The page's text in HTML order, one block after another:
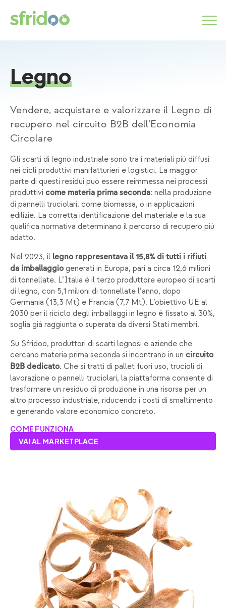
Servizi
MARKETPLACE
INSERISCI ANNUNCIO
Simbiosi industriale Chi siamo Lavora con noi
Legno
Vendere, acquistare e valorizzare il Legno di
recupero nel circuito B2B dell’Economia
Circolare
Gli scarti di legno industriale sono tra i materiali più diffusi
nei cicli produttivi manifatturieri e logistici. La maggior
parte di questi residui può essere reimmessa nei processi
produttivi come materia prima seconda: nella produzione
di pannelli truciolari, come biomassa, o in applicazioni
edilizie. La corretta identificazione del materiale e la sua
qualifica normativa determinano il percorso di recupero più
adatto.
Nel 2023, il legno rappresentava il 15,8% di tutti i rifiuti
da imballaggio generati in Europa, pari a circa 12,6 milioni
di tonnellate. L’Italia è il terzo produttore europeo di scarti
di legno, con 5,1 milioni di tonnellate l’anno, dopo
Germania (13,3 Mt) e Francia (7,7 Mt). L’obiettivo UE al
2030 per il riciclo degli imballaggi in legno è fissato al 30%,
soglia già raggiunta o superata da diversi Stati membri.
Su Sfridoo, produttori di scarti legnosi e aziende che
cercano materia prima seconda si incontrano in un circuito
B2B dedicato. Che si tratti di pallet fuori uso, trucioli di
lavorazione o pannelli truciolari, la piattaforma consente di
trasformare un residuo di produzione in una risorsa per un
altro processo industriale, riducendo i costi di smaltimento
e generando valore economico concreto.
COME FUNZIONA
VAI AL MARKETPLACE